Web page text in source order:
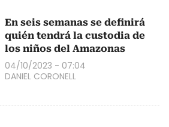
En seis semanas se definirá
quién tendrá la custodia de
los niños del Amazonas
04/10/2023 - 07:04
DANIEL CORONELL